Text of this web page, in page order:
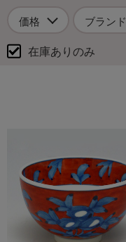
価格 ブランド
在庫ありのみ